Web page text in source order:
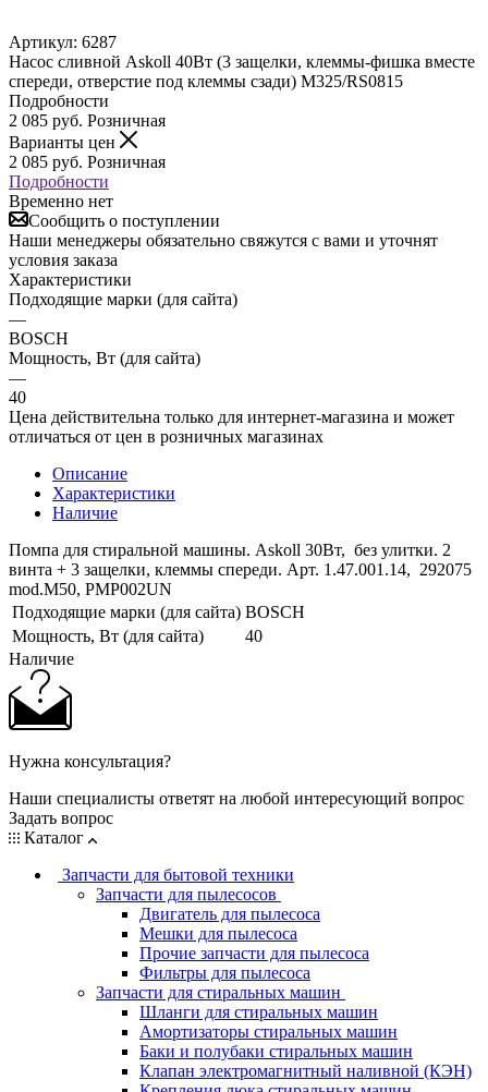
Артикул: 6287
Насос сливной Askoll 40Вт (3 защелки, клеммы-фишка вместе
спереди, отверстие под клеммы сзади) M325/RS0815
Подробности
2 085 руб. Розничная
Варианты цен
2 085 руб. Розничная
Подробности
Временно нет
Сообщить о поступлении
Наши менеджеры обязательно свяжутся с вами и уточнят
условия заказа
Характеристики
Подходящие марки (для сайта)
—
BOSCH
Мощность, Вт (для сайта)
—
40
Цена действительна только для интернет-магазина и может
отличаться от цен в розничных магазинах
Описание
Характеристики
Наличие
Помпа для стиральной машины. Askoll 30Вт, без улитки. 2
винта + 3 защелки, клеммы спереди. Арт. 1.47.001.14, 292075
mod.M50, PMP002UN
Подходящие марки (для сайта) BOSCH
Мощность, Вт (для сайта)
40
Наличие
Нужна консультация?
Наши специалисты ответят на любой интересующий вопрос
Задать вопрос
Каталог
Запчасти для бытовой техники
Запчасти для пылесосов
Двигатель для пылесоса
Мешки для пылесоса
Прочие запчасти для пылесоса
Фильтры для пылесоса
Запчасти для стиральных машин
Шланги для стиральных машин
Амортизаторы стиральных машин
Баки и полубаки стиральных машин
Клапан электромагнитный наливной (КЭН)